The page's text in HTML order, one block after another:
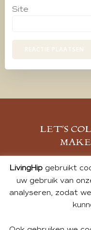
Site
LET’S
LivingHipgebruikt
uw gebruik van
analyseren, zodat